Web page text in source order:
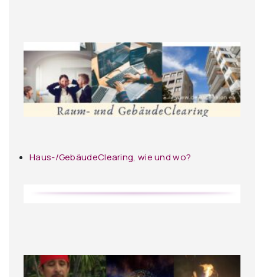
Haus-/GebäudeClearing, wie und wo?